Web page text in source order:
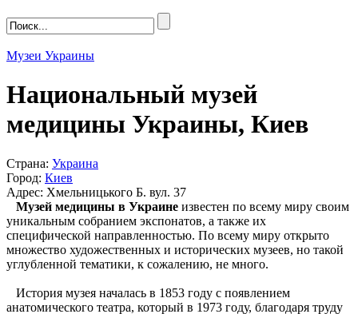
Музеи Украины
Национальный музей
медицины Украины, Киев
Страна: Украина
Город: Киев
Адрес: Хмельницького Б. вул. 37
Музей медицины в Украине известен по всему миру своим
уникальным собранием экспонатов, а также их
специфической направленностью. По всему миру открыто
множество художественных и исторических музеев, но такой
углубленной тематики, к сожалению, не много.
История музея началась в 1853 году с появлением
анатомического театра, который в 1973 году, благодаря труду